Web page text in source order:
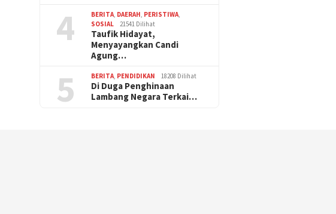
4 BERITA, DAERAH, PERISTIWA,
SOSIAL
21541 Dilihat
Taufik Hidayat,
Menyayangkan Candi
Agung…
5 BERITA, PENDIDIKAN 18208 Dilihat
Di Duga Penghinaan
Lambang Negara Terkai…